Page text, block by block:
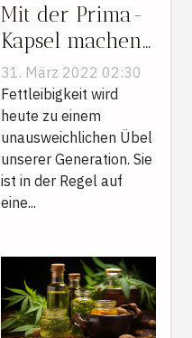
Mit der Prima-
Kapsel machen
wir Schluss mit
der
Fettleibigkeit!
31. März 2022 02:30
Fettleibigkeit wird
heute zu einem
unausweichlichen Übel
unserer Generation. Sie
ist in der Regel auf
eine...